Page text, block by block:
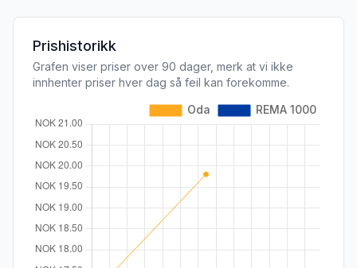
Prishistorikk
Grafen viser priser over 90 dager, merk at vi ikke
innhenter priser hver dag så feil kan forekomme.